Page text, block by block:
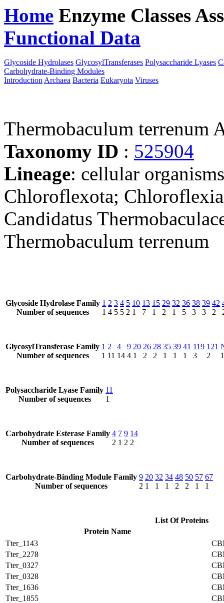
Home Enzyme Classes
Functional Data
Glycoside Hydrolases GlycosylTransferases Polysaccharide Lyases
Carbohydrate-Binding Modules
Introduction Archaea Bacteria Eukaryota Viruses
Thermobaculum terrenum
Taxonomy ID : 525904
Lineage: cellular
Chloroflexota;
Candidatus
Thermobaculum terrenum
Glycoside Hydrolase Family
Number of sequences
1
1
2
4
3
5
4
5
5
2
10
1
13
7
15
1
29
2
32
1
36
5
38
3
39
3
42
2
GlycosylTransferase Family
Number of sequences
1
1
2
11
4
14
9
4
20
1
26
2
28
2
35
1
39
1
41
1
119
3
121
2
1
Polysaccharide Lyase Family
Number of sequences
11
1
Carbohydrate Esterase Family
Number of sequences
4
2
7
1
9
2
14
2
Carbohydrate-Binding Module Family
Number of sequences
9
2
20
1
32
1
34
1
48
2
50
2
57
1
67
1
List Of Proteins
Protein Name
Tter_1143
Tter_2278
Tter_0327
Tter_0328
Tter_1636
Tter_1855